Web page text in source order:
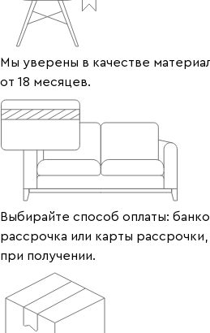
Мы уверены в качестве
от 18 месяцев.
Выбирайте способ оплаты:
рассрочка или карты
при получении.